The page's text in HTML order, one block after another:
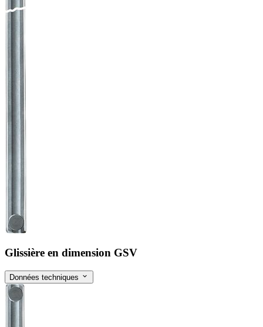
Glissière en dimension GSV
Données techniques